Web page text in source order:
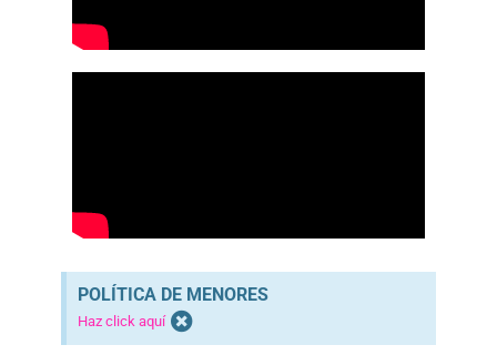
POLÍTICA DE MENORES
Haz click aquí